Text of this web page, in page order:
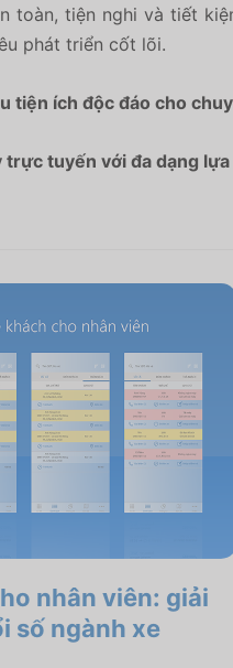
tiện nghi và tiết
phát triển cốt lõi.
tiện ích độc đáo cho
tuyến với đa dạng
nhân viên: giải
số ngành xe